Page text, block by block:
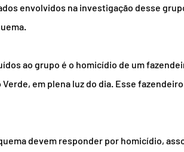
envolvidos na investigação desse
ao grupo é o homicídio de um
em plena luz do dia. Esse
devem responder por homicídio,